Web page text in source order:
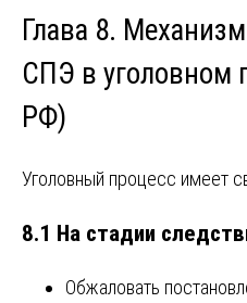
Глава 8.
СПЭ в уголовном
РФ)
Уголовный процесс имеет
8.1 На стадии
Обжаловать